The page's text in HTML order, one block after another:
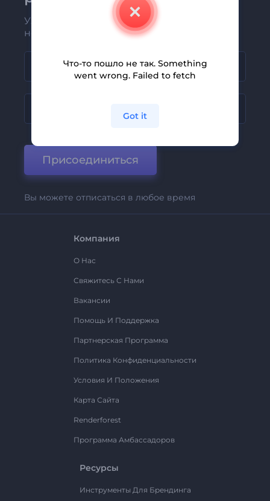
Узнавайте о последних новостях и
новых предложениях первыми
Присоединиться
Вы можете отписаться в любое время
Компания
О Нас
Свяжитесь С Нами
Вакансии
Помощь И Поддержка
Партнерская Программа
Политика Конфиденциальности
Условия И Положения
Карта Сайта
Renderforest
Программа Амбассадоров
Ресурсы
Инструменты Для Брендинга
Что-то пошло не так. Something
went wrong. Failed to fetch
Got it